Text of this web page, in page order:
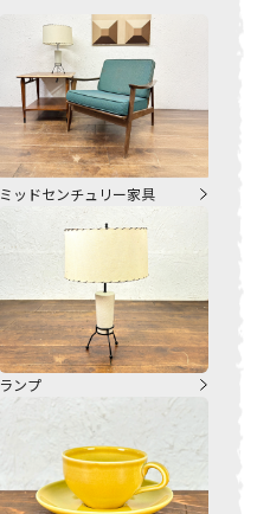
ミッドセンチュリー家具
ランプ